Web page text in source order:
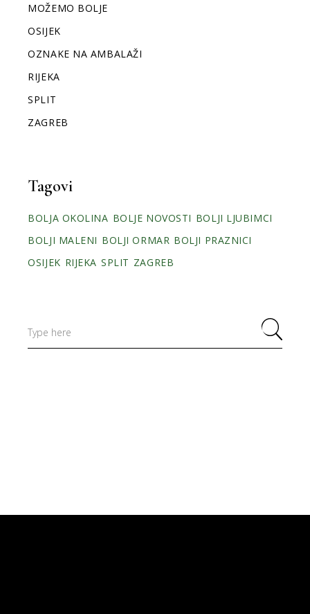
MOŽEMO BOLJE
OSIJEK
OZNAKE NA AMBALAŽI
RIJEKA
SPLIT
ZAGREB
Tagovi
BOLJA OKOLINA BOLJE NOVOSTI BOLJI LJUBIMCI
BOLJI MALENI BOLJI ORMAR BOLJI PRAZNICI
OSIJEK RIJEKA SPLIT ZAGREB
for: